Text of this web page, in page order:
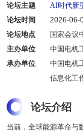
论坛主题
AI时代新
论坛时间
2026-06-
论坛地点
国家会议
主办单位
中国电机
承办单位
中国电机
信息化工
论坛介绍
当前，全球能源革命与